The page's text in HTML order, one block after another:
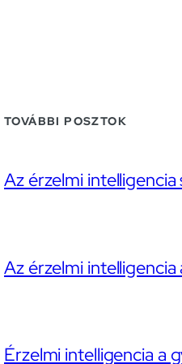
TOVÁBBI POSZTOK
Az érzelmi intelligencia
Az érzelmi
Érzelmi intelligencia a